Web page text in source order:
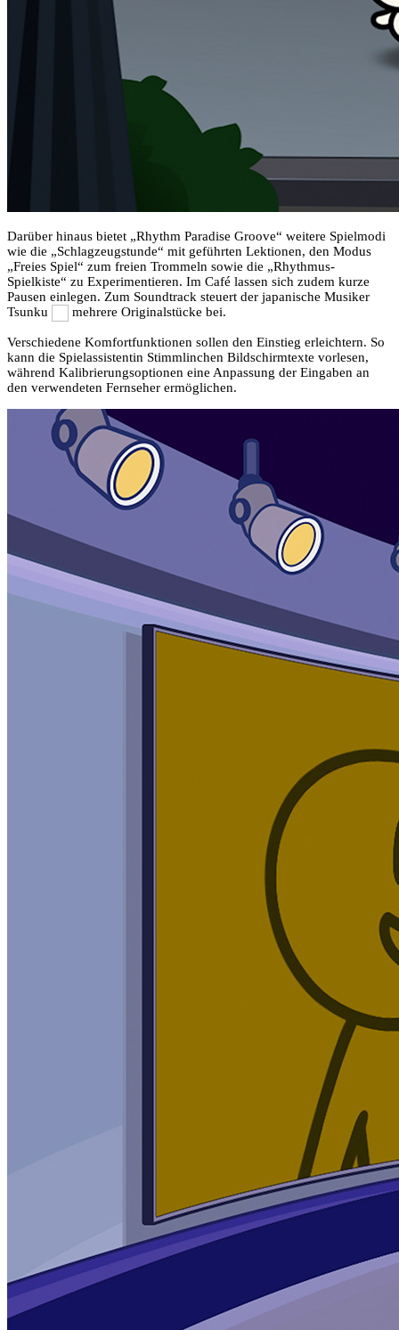
Darüber hinaus bietet „Rhythm Paradise Groove“ weitere Spielmodi
wie die „Schlagzeugstunde“ mit geführten Lektionen, den Modus
„Freies Spiel“ zum freien Trommeln sowie die „Rhythmus-
Spielkiste“ zu Experimentieren. Im Café lassen sich zudem kurze
Pausen einlegen. Zum Soundtrack steuert der japanische Musiker
Tsunku
mehrere Originalstücke bei.
Verschiedene Komfortfunktionen sollen den Einstieg erleichtern. So
kann die Spielassistentin Stimmlinchen Bildschirmtexte vorlesen,
während Kalibrierungsoptionen eine Anpassung der Eingaben an
den verwendeten Fernseher ermöglichen.